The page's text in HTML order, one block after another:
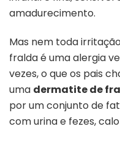
amadurecimento.
Mas nem toda
fralda é uma alergia
vezes, o que os pais
uma dermatite de
por um conjunto de
com urina e fezes,